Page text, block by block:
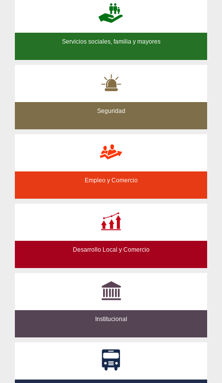
Servicios sociales, familia y mayores
Seguridad
Empleo y Comercio
Desarrollo Local y Comercio
Institucional